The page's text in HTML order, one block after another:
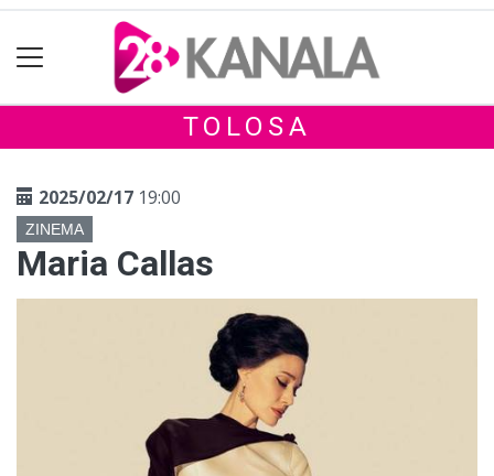
TOLOSA
2025/02/17 19:00
ZINEMA
Maria Callas